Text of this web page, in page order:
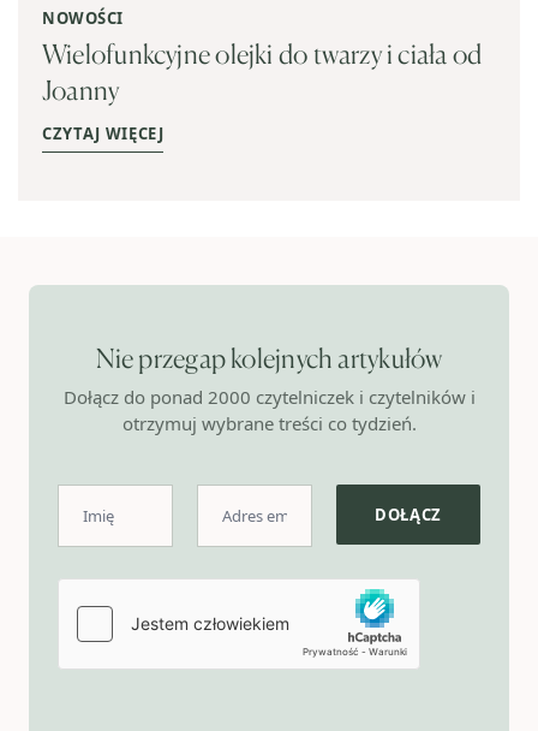
NOWOŚCI
Wielofunkcyjne olejki do twarzy i ciała od
Joanny
CZYTAJ WIĘCEJ
Nie przegap kolejnych artykułów
Dołącz do ponad 2000 czytelniczek i czytelników i
otrzymuj wybrane treści co tydzień.